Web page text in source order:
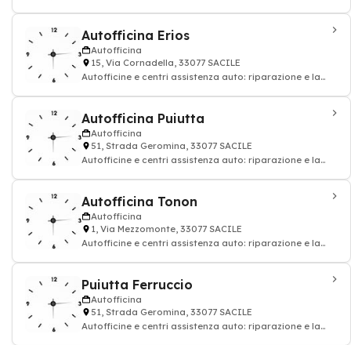
Autofficina Erios
Autofficina
15, Via Cornadella, 33077 SACILE
Autofficine e centri assistenza auto: riparazione e la
Autofficina Puiutta
Autofficina
51, Strada Geromina, 33077 SACILE
Autofficine e centri assistenza auto: riparazione e la
Autofficina Tonon
Autofficina
1, Via Mezzomonte, 33077 SACILE
Autofficine e centri assistenza auto: riparazione e la
Puiutta Ferruccio
Autofficina
51, Strada Geromina, 33077 SACILE
Autofficine e centri assistenza auto: riparazione e la